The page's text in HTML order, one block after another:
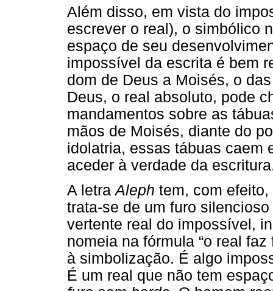
Além disso, em vista do
escrever o real), o simbólico
espaço de seu
impossível da escrita é bem
dom de Deus a Moisés, o
Deus, o real absoluto, pode
mandamentos sobre as
mãos de Moisés, diante do
idolatria, essas tábuas caem
aceder à verdade da
A letraAleph tem, com
trata-se de um furo
vertente real do impossível,
nomeia na fórmula “o real
à simbolização. É algo
É um real que não tem